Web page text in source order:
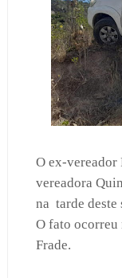
O ex-vereador
vereadora
na tarde
O fato ocorreu
Frade.